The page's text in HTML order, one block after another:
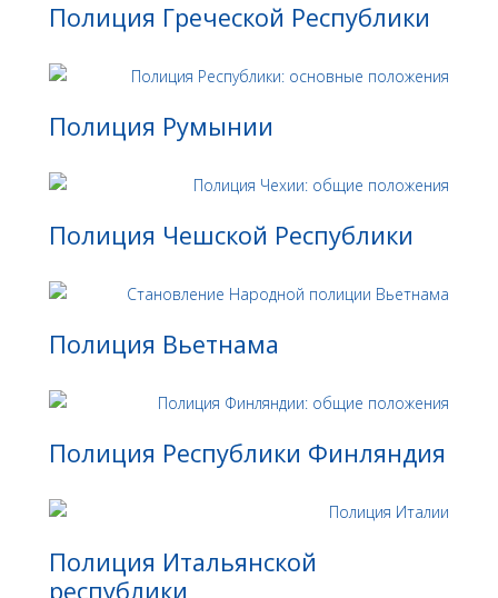
Полиция Греческой Республики
Полиция Румынии
Полиция Чешской Республики
Полиция Вьетнама
Полиция Республики Финляндия
Полиция Итальянской
республики